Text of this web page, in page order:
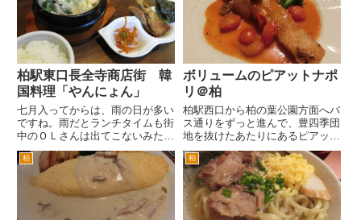
ご飯類の代表的なものを出してく
れるお店です。場所は、柏駅東口
を...
ちょっと駅から離れているかもと
いう場所には、あるのですが、か
な...
柏駅東口長全寺商店街 韓
国料理「やんにょん」
七月入ってからは、雨の日が多い
ですね。雨だとランチタイムも街
中のＯＬさんは出てこないみたい
です。 天気予報を見て、お弁当
を持参するのか朝コンビニで買っ
てくるのか。晴れの日のランチタ
イムに比べて、歩いているＯＬさ
んの数がとても少ないです。
ボリュームのピアットナポ
リ＠柏
柏駅西口から柏の葉公園方面へバ
ス通りをずっと進んで、豊四季団
地を抜けたあたりにあるピアット
ナポリに行ってきました。 豊四
季団のバス通り沿いが、建て替え
工事が始まっていてびっくり。東
葛高校側は、建て替えが済んでい
たんですが、全面建て替えにな
る...
柏 柏